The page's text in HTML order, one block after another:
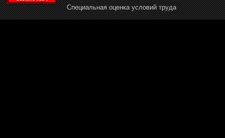
Специальная оценка условий труда